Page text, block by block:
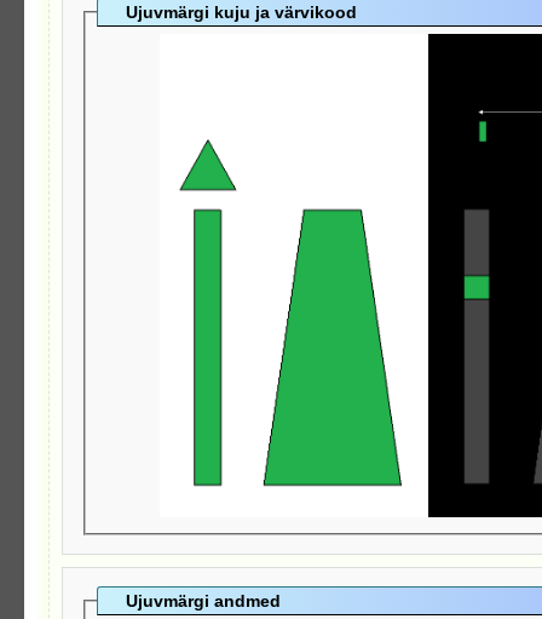
Ujuvmärgi kuju ja värvikood
Ujuvmärgi andmed